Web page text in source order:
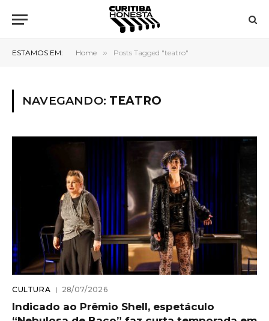
ESTAMOS EM: Home » Posts Tagged "teatro"
NAVEGANDO: TEATRO
CULTURA 28/07/2026
Indicado ao Prêmio Shell, espetáculo